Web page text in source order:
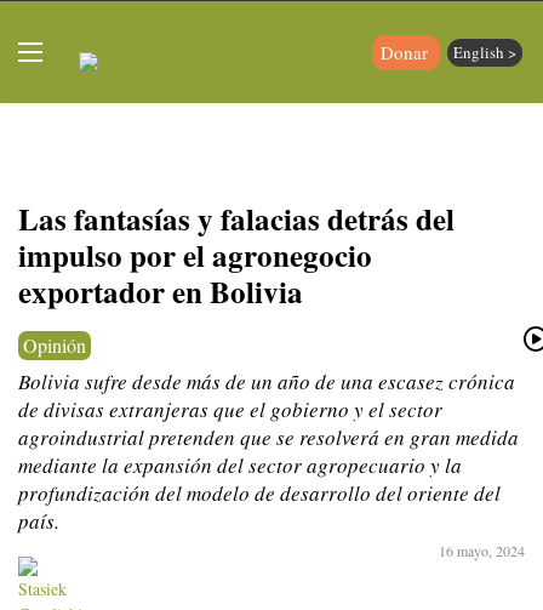
Donar English >
Las fantasías y falacias detrás del
impulso por el agronegocio
exportador en Bolivia
Opinión
Bolivia sufre desde más de un año de una escasez crónica
de divisas extranjeras que el gobierno y el sector
agroindustrial pretenden que se resolverá en gran medida
mediante la expansión del sector agropecuario y la
profundización del modelo de desarrollo del oriente del
país.
16 mayo, 2024